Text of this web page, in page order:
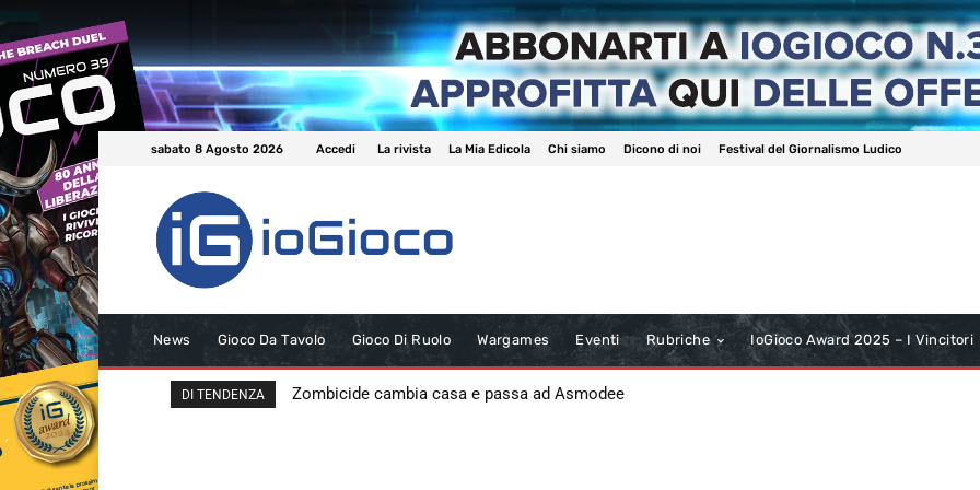
sabato 8 Agosto 2026 Accedi La rivista La Mia Edicola Chi siamo Dicono di noi Festival del Giornalismo Ludico
News Gioco Da Tavolo Gioco Di Ruolo Wargames Eventi Rubriche IoGioco Award 2025 – I Vincitori
DI TENDENZA Zombicide cambia casa e passa ad Asmodee